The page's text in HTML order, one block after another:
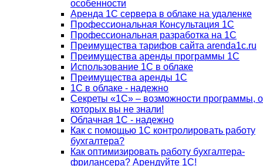
особенности
Аренда 1С сервера в облаке на удаленке
Профессиональная Консультация 1С
Профессиональная разработка на 1С
Преимущества тарифов сайта arenda1c.ru
Преимущества аренды программы 1С
Использование 1С в облаке
Преимущества аренды 1С
1С в облаке - надежно
Секреты «1С» – возможности программы, о
которых вы не знали!
Облачная 1С - надежно
Как с помощью 1С контролировать работу
бухгалтера?
Как оптимизировать работу бухгалтера-
фрилансера? Арендуйте 1С!